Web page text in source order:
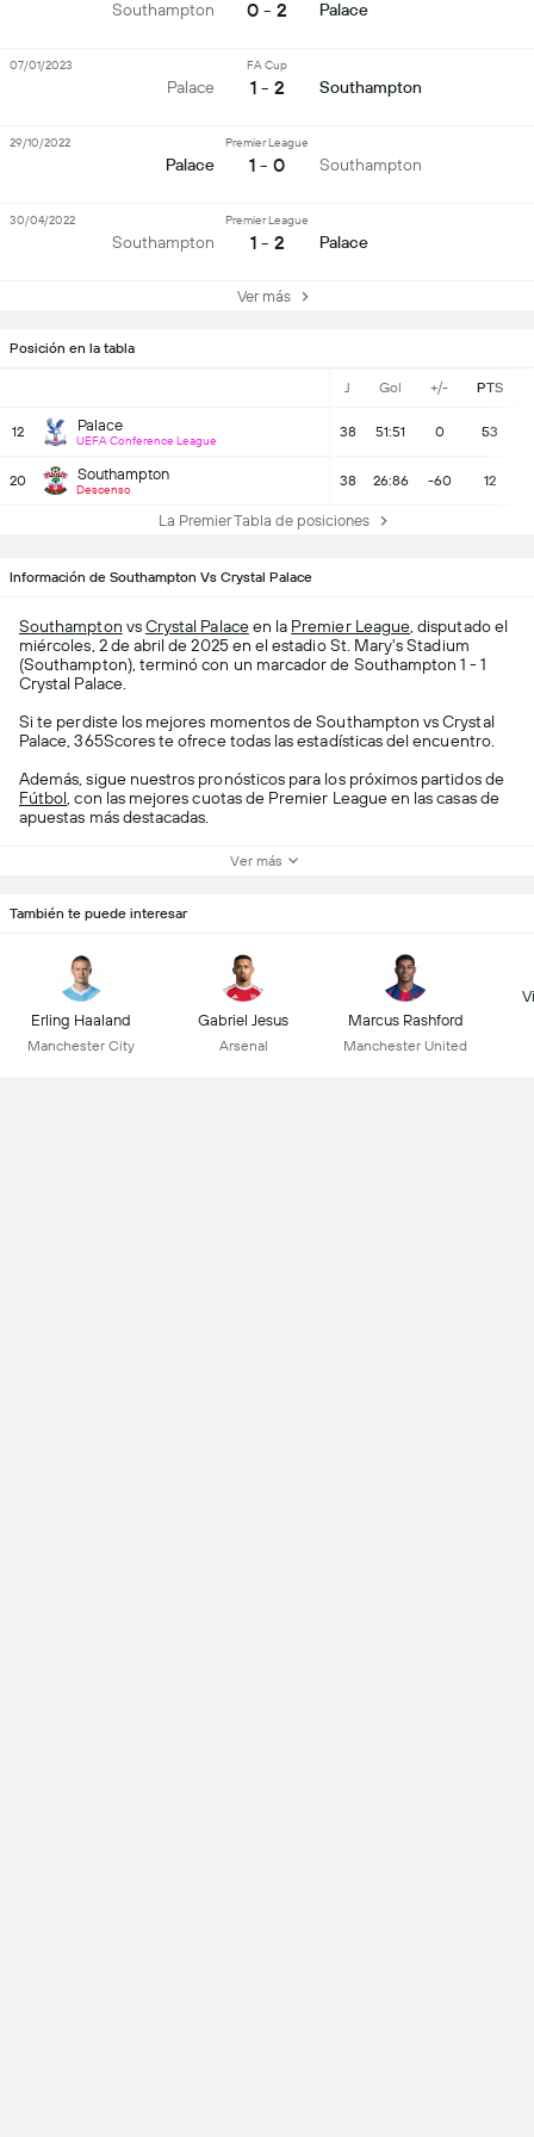
Posición en la tabla
J Gol +/- PTS
12 Palace
UEFA Conference League
38 51:51 0 53
20 Southampton
Descenso
38 26:86 -60 12
La Premier Tabla de posiciones
Southampton 0 - 2 Palace
Palace
FA Cup
1 - 2 Southampton
07/01/2023
Palace
Premier League
1 - 0 Southampton
29/10/2022
Southampton
Premier League
1 - 2 Palace
30/04/2022
Ver más
Información de Southampton Vs Crystal Palace
Southampton vsCrystal Palaceen la Premier League , disputado el
miércoles, 2 de abril de 2025 en el estadio St. Mary's Stadium
(Southampton), terminó con un marcador de Southampton 1 - 1
Crystal Palace.
Si te perdiste los mejores momentos de Southampton vs Crystal
Palace, 365Scores te ofrece todas las estadísticas del encuentro.
Además, sigue nuestros pronósticos para los próximos partidos de
Fútbol , con las mejores cuotas de Premier League en las casas de
apuestas más destacadas.
Ver más
También te puede interesar
Erling Haaland
Manchester City
Gabriel Jesus
Arsenal
Marcus Rashford
Manchester United